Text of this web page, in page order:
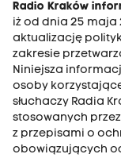
RADIO KRAKÓW
Kraków
Radio Kraków
iż od dnia 25 maja
aktualizację
zakresie
Niniejsza
osoby
słuchaczy Radia
stosowanych
z przepisami o
obowiązujących